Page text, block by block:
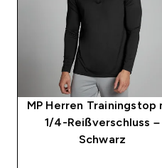
MP Herren Trainingstop
1/4-Reißverschluss –
Schwarz